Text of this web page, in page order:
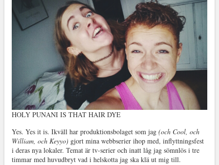
HOLY PUNANI IS THAT HAIR DYE
Yes. Yes it is. Ikväll har produktionsbolaget som jag (och Cool, och
William, och Keyyo) gjort mina webbserier ihop med, inflyttningsfest
i deras nya lokaler. Temat är tv-serier och inatt låg jag sömnlös i tre
timmar med huvudbryt vad i helskotta jag ska klä ut mig till.